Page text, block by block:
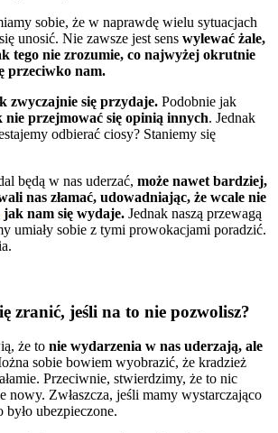
sobie, że w naprawdę wielu sytuacjach
unosić. Nie zawsze jest sens wylewać żale,
tego nie zrozumie, co najwyżej okrutnie
przeciwko nam.
zwyczajnie się przydaje. Podobnie jak
nie przejmować się opinią innych. Jednak
odbierać ciosy? Staniemy się
będą w nas uderzać, może nawet bardziej,
nas złamać, udowadniając, że wcale nie
jak nam się wydaje. Jednak naszą przewagą
umiały sobie z tymi prowokacjami poradzić.
zranić, jeśli na to nie pozwolisz?
że to nie wydarzenia w nas uderzają, ale
sobie bowiem wyobrazić, że kradzież
Przeciwnie, stwierdzimy, że to nic
nowy. Zwłaszcza, jeśli mamy wystarczająco
ubezpieczone.